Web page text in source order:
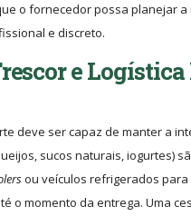
o fornecedor possa planejar
e discreto.
e
deve ser capaz de manter a
sucos naturais, iogurtes)
ou veículos refrigerados
o momento da entrega. Uma